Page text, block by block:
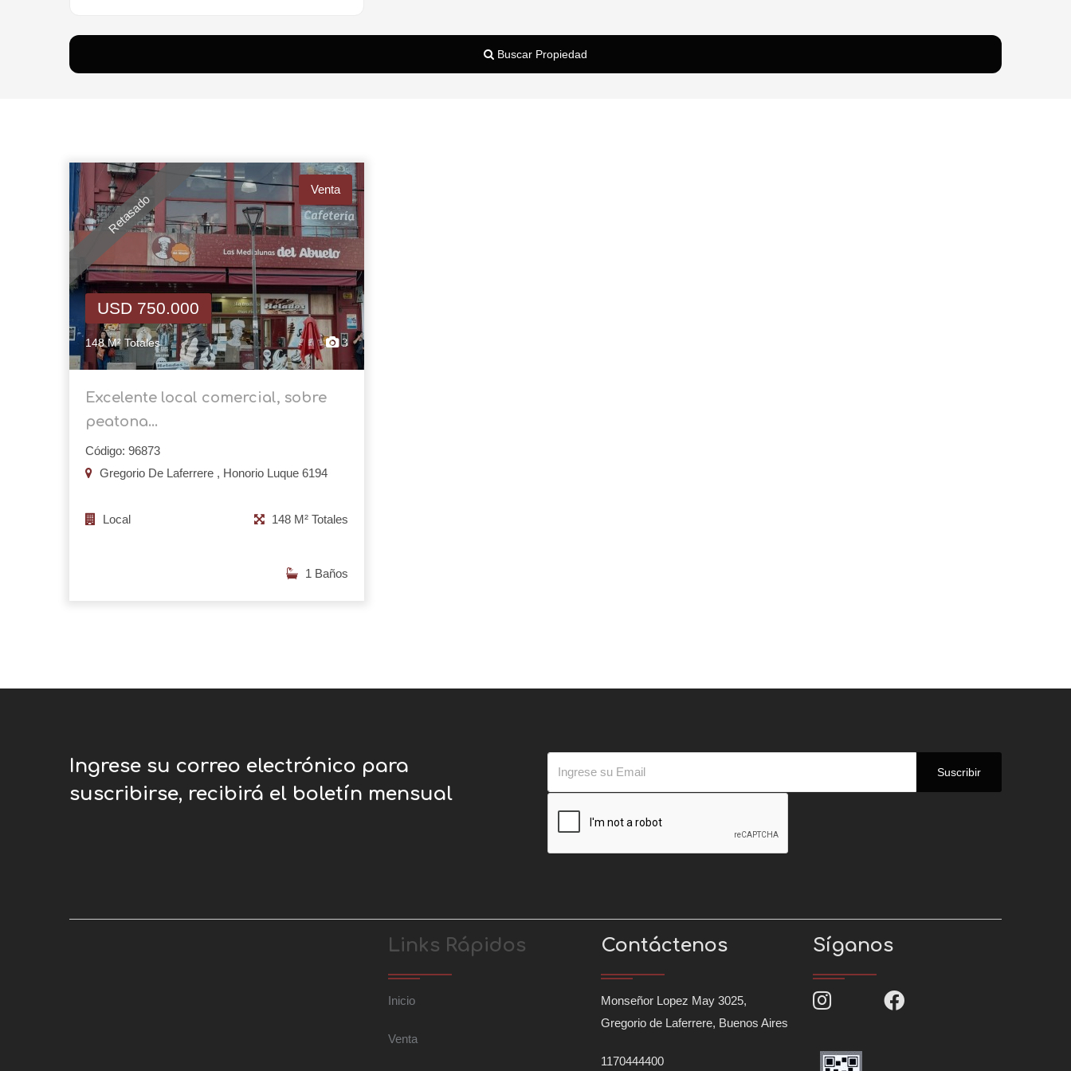
Buscar Propiedad
Retasado
Venta
USD 750.000
148 M² Totales 3
Excelente local comercial, sobre
peatona...
Código: 96873
Gregorio De Laferrere , Honorio Luque 6194
Local 148 M² Totales
1 Baños
Ingrese su correo electrónico para
suscribirse, recibirá el boletín mensual
Suscribir
Links Rápidos
Inicio
Venta
Contáctenos
Monseñor Lopez May 3025,
Gregorio de Laferrere, Buenos Aires
1170444400
Síganos